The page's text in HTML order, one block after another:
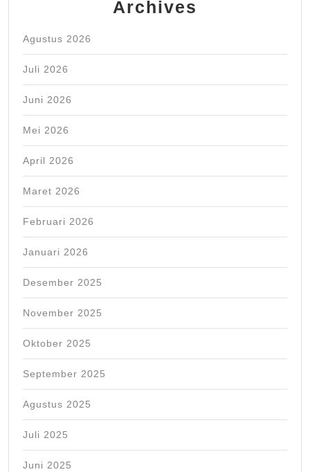
Archives
Agustus 2026
Juli 2026
Juni 2026
Mei 2026
April 2026
Maret 2026
Februari 2026
Januari 2026
Desember 2025
November 2025
Oktober 2025
September 2025
Agustus 2025
Juli 2025
Juni 2025